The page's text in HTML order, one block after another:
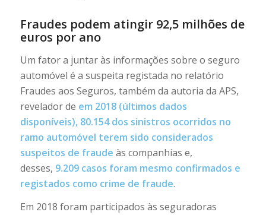
Fraudes podem atingir 92,5 milhões de
euros por ano
Um fator a juntar às informações sobre o seguro
automóvel é a suspeita registada no relatório
Fraudes aos Seguros, também da autoria da APS,
revelador de em 2018 (últimos dados
disponíveis), 80.154 dos sinistros ocorridos no
ramo automóvel terem sido considerados
suspeitos de fraude às companhias e,
desses, 9.209 casos foram mesmo confirmados e
registados como crime de fraude.
Em 2018 foram participados às seguradoras